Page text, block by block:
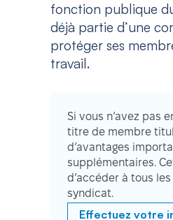
fonction publique
déjà partie d’une
protéger ses
travail.
Si vous n’avez pas
titre de membre
d’avantages
supplémentaires.
d’accéder à tous
syndicat.
Effectuez votre